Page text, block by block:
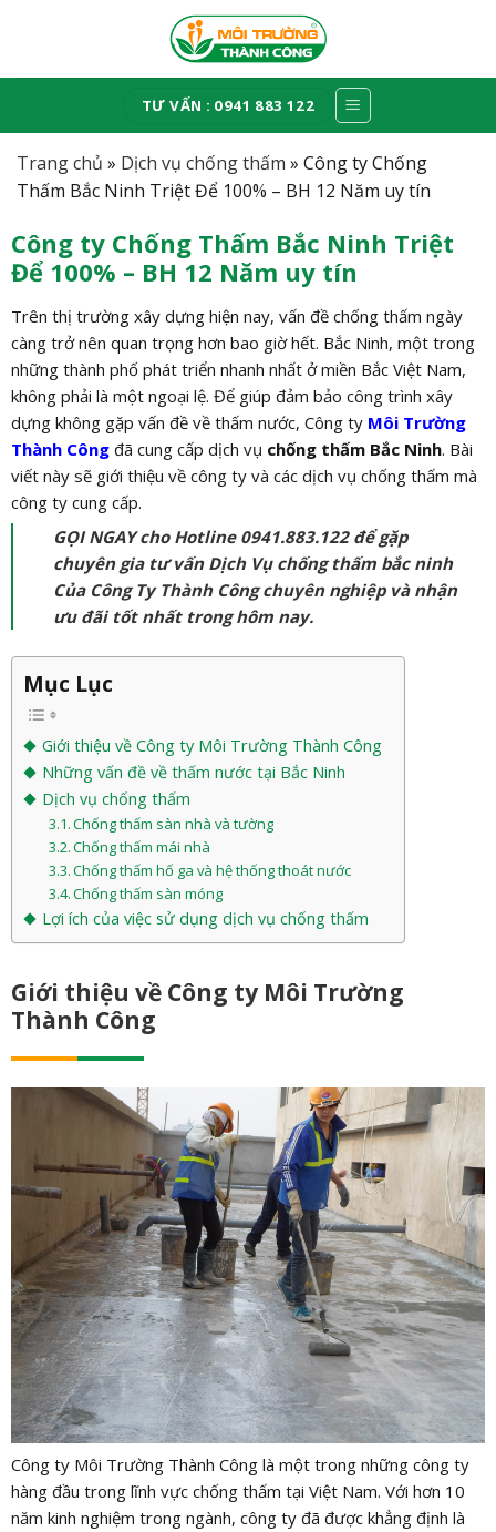
TƯ VẤN : 0941 883 122
Trang chủ » Dịch vụ chống thấm » Công ty Chống
Thấm Bắc Ninh Triệt Để 100% – BH 12 Năm uy tín
Công ty Chống Thấm Bắc Ninh Triệt
Để 100% – BH 12 Năm uy tín
Trên thị trường xây dựng hiện nay, vấn đề chống thấm ngày
càng trở nên quan trọng hơn bao giờ hết. Bắc Ninh, một trong
những thành phố phát triển nhanh nhất ở miền Bắc Việt Nam,
không phải là một ngoại lệ. Để giúp đảm bảo công trình xây
dựng không gặp vấn đề về thấm nước, Công ty Môi Trường
Thành Côngđã cung cấp dịch vụ chống thấm Bắc Ninh. Bài
viết này sẽ giới thiệu về công ty và các dịch vụ chống thấm mà
công ty cung cấp.
GỌI NGAY cho Hotline 0941.883.122 để gặp
chuyên gia tư vấn Dịch Vụ chống thấm bắc ninh
Của Công Ty Thành Công chuyên nghiệp và nhận
ưu đãi tốt nhất trong hôm nay.
Mục Lục
Giới thiệu về Công ty Môi Trường Thành Công
Những vấn đề về thấm nước tại Bắc Ninh
Dịch vụ chống thấm
Chống thấm sàn nhà và tường
Chống thấm mái nhà
Chống thấm hố ga và hệ thống thoát nước
Chống thấm sàn móng
Lợi ích của việc sử dụng dịch vụ chống thấm
Giới thiệu về Công ty Môi Trường
Thành Công
Công ty Môi Trường Thành Công là một trong những công ty
hàng đầu trong lĩnh vực chống thấm tại Việt Nam. Với hơn 10
năm kinh nghiệm trong ngành, công ty đã được khẳng định là